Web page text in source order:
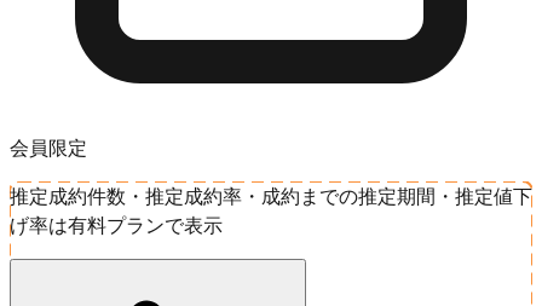
会員限定
推定成約件数・推定成約率・成約までの推定期間・推定値下
げ率は有料プランで表示